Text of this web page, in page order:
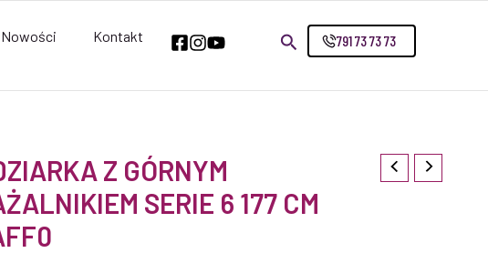
791 73 73 73
Nowości Kontakt
Z GÓRNYM
SERIE 6 177 CM